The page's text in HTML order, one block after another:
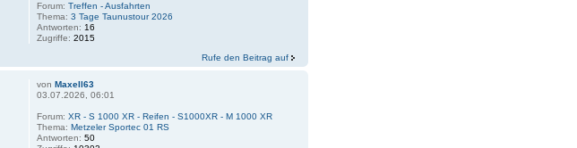
Forum: Treffen - Ausfahrten
Thema: 3 Tage Taunustour 2026
Antworten: 16
Zugriffe: 2015
Rufe den Beitrag auf
von Maxell63
03.07.2026, 06:01
Forum: XR - S 1000 XR - Reifen - S1000XR - M 1000 XR
Thema: Metzeler Sportec 01 RS
Antworten: 50